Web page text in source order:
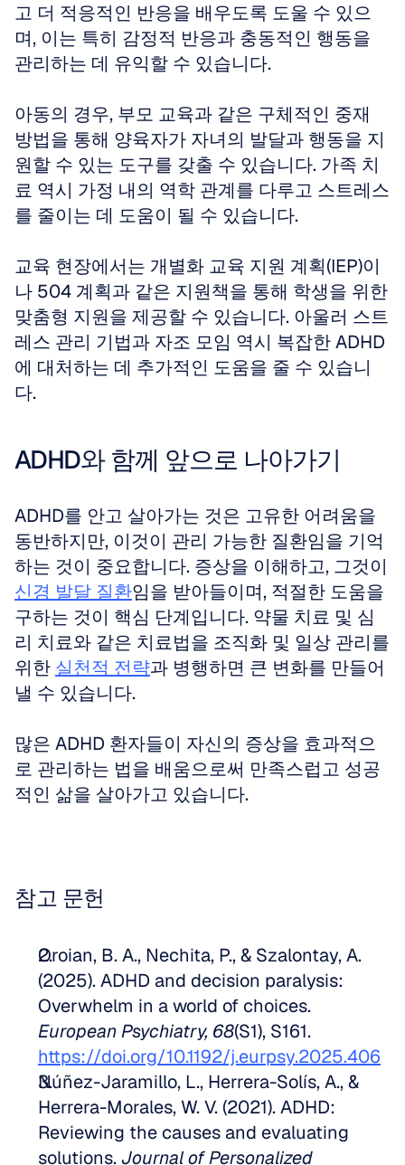
고 더 적응적인 반응을 배우도록 도울 수 있으
며, 이는 특히 감정적 반응과 충동적인 행동을
관리하는 데 유익할 수 있습니다.
아동의 경우, 부모 교육과 같은 구체적인 중재
방법을 통해 양육자가 자녀의 발달과 행동을 지
원할 수 있는 도구를 갖출 수 있습니다. 가족 치
료 역시 가정 내의 역학 관계를 다루고 스트레스
를 줄이는 데 도움이 될 수 있습니다.
교육 현장에서는 개별화 교육 지원 계획(IEP)이
나 504 계획과 같은 지원책을 통해 학생을 위한
맞춤형 지원을 제공할 수 있습니다. 아울러 스트
레스 관리 기법과 자조 모임 역시 복잡한 ADHD
에 대처하는 데 추가적인 도움을 줄 수 있습니
다.
ADHD와 함께 앞으로 나아가기
ADHD를 안고 살아가는 것은 고유한 어려움을
동반하지만, 이것이 관리 가능한 질환임을 기억
신경 발달 질환임을 받아들이며, 적절한 도움을
구하는 것이 핵심 단계입니다. 약물 치료 및 심
리 치료와 같은 치료법을 조직화 및 일상 관리를
위한 실천적 전략과 병행하면 큰 변화를 만들어
낼 수 있습니다.
많은 ADHD 환자들이 자신의 증상을 효과적으
로 관리하는 법을 배움으로써 만족스럽고 성공
적인 삶을 살아가고 있습니다.
참고 문헌
Oroian, B. A., Nechita, P., & Szalontay, A.
(2025). ADHD and decision paralysis:
European Psychiatry, 68
https://doi.org/10.1192/j.eurpsy.2025.406
Núñez-Jaramillo, L., Herrera-Solís, A., &
Herrera-Morales, W. V. (2021). ADHD:
Reviewing the causes and evaluating
solutions. Journal of Personalized